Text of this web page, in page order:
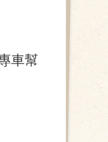
車幫